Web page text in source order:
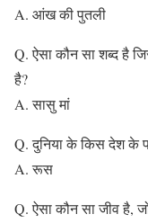
A. आंख की पुतली
Q. ऐसा कौन सा शब्द है
है?
A. सासु मां
Q. दुनिया के किस देश के
A. रूस
Q. ऐसा कौन सा जीव है,